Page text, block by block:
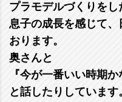
プラモデルづくりをし
息子の成長を感じて
おります。
奥さんと
『今が一番いい時期か
と話したりしています